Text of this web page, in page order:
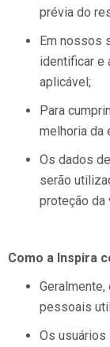
prévia do
Em nossos
identificar e
aplicável;
Para
melhoria da
Os dados
serão
proteção da
Como a Inspira
pessoais
Os